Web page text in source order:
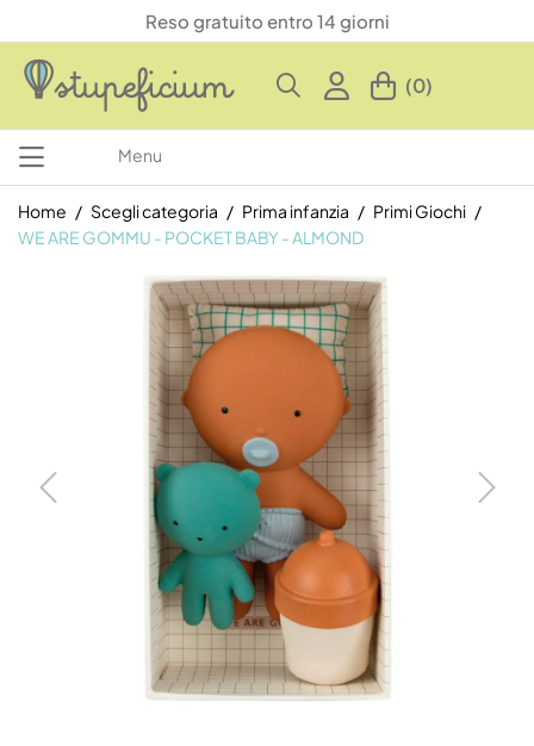
Reso gratuito entro 14 giorni
(0)
Menu
Home Scegli categoria Prima infanzia
Primi Giochi
WE ARE GOMMU - POCKET BABY - ALMOND